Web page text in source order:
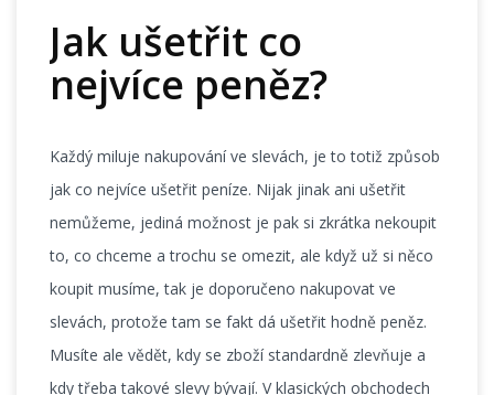
Jak ušetřit co
nejvíce peněz?
Každý miluje nakupování ve slevách, je to totiž způsob
jak co nejvíce ušetřit peníze. Nijak jinak ani ušetřit
nemůžeme, jediná možnost je pak si zkrátka nekoupit
to, co chceme a trochu se omezit, ale když už si něco
koupit musíme, tak je doporučeno nakupovat ve
slevách, protože tam se fakt dá ušetřit hodně peněz.
Musíte ale vědět, kdy se zboží standardně zlevňuje a
kdy třeba takové slevy bývají. V klasických obchodech